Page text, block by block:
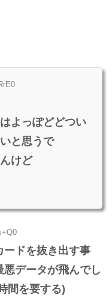
よっぽどどつい
と思うで
けど
ードを抜き出す事
データが飛んでし
間を要する)